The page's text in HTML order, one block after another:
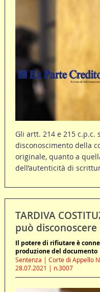
Gli artt. 214 e 215 c.p.c.
disconoscimento della
originale, quanto a
dell’autenticità di
TARDIVA
può
Il potere di rifiutare è
produzione del documento
Sentenza | Corte di Appello
28.07.2021 | n.3007